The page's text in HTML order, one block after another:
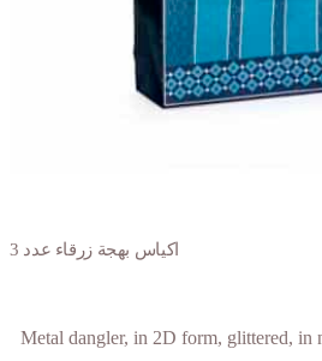
اكياس بهجة زرقاء عدد 3